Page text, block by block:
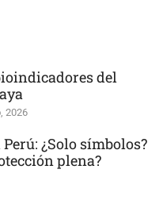
del
2026
¿Solo símbolos?
plena?